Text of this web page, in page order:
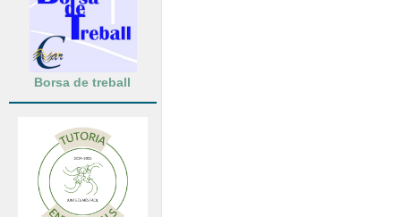
Borsa de treball